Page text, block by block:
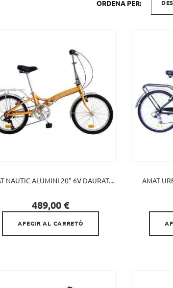
ORDENA PER:
NAUTIC ALUMINI 20" 6V DAURAT....
Preu
489,00 €

AFEGIR AL CARRETÓ
AMAT